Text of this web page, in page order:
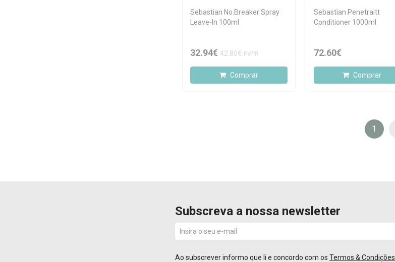
Sebastian No.Breaker Spray
Leave-In 100ml
32.94€ 42.80€ PVPR
Comprar
Sebastian Penetraitt
Conditioner 1000ml
72.60€
Comprar
1
Subscreva a nossa newsletter
Ao subscrever informo que li e concordo com os Termos & Condições